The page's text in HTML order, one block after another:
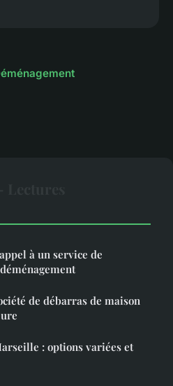
à un service de
de débarras de maison
: options variées et